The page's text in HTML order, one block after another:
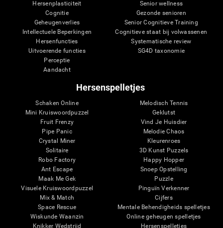
Hersenplasticiteit
Cognitie
Geheugenverlies
Intellectuele Beperkingen
Hersenfuncties
Uitvoerende functies
Perceptie
Aandacht
Senior wellness
Gezonde senioren
Senior Cognitieve Training
Cognitieve staat bij volwassenen
Systematische review
SG4D taxonomie
Hersenspelletjes
Schaken Online
Mini Kruiswoordpuzzel
Fruit Frenzy
Pipe Panic
Crystal Miner
Solitaire
Robo Factory
Ant Escape
Maak Me Gek
Visuele Kruiswoordpuzzel
Mix & Match
Space Rescue
Wiskunde Waanzin
Knikker Wedstrijd
Melodisch Tennis
Geklutst
Vind Je Huisdier
Melodie Chaos
Kleurenroes
3D Kunst Puzzels
Happy Hopper
Snoep Opstelling
Puzzle
Pinguïn Verkenner
Cijfers
Mentale Behendigheids spelletjes
Online geheugen spelletjes
Hersenspelletjes